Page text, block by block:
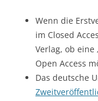
Wenn die
im Closed
Verlag, ob eine
Open Access
Das deutsche